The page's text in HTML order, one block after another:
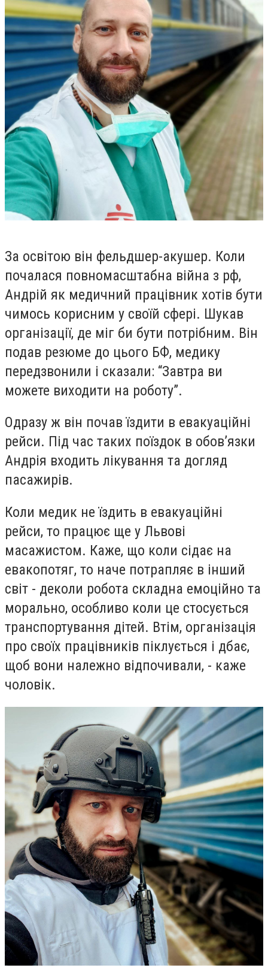
За освітою він фельдшер-акушер. Коли
почалася повномасштабна війна з рф,
Андрій як медичний працівник хотів бути
чимось корисним у своїй сфері. Шукав
організації, де міг би бути потрібним. Він
подав резюме до цього БФ, медику
передзвонили і сказали: “Завтра ви
можете виходити на роботу”.
Одразу ж він почав їздити в евакуаційні
рейси. Під час таких поїздок в обовʼязки
Андрія входить лікування та догляд
пасажирів.
Коли медик не їздить в евакуаційні
рейси, то працює ще у Львові
масажистом. Каже, що коли сідає на
евакопотяг, то наче потрапляє в інший
світ - деколи робота складна емоційно та
морально, особливо коли це стосується
транспортування дітей. Втім, організація
про своїх працівників піклується і дбає,
щоб вони належно відпочивали, - каже
чоловік.